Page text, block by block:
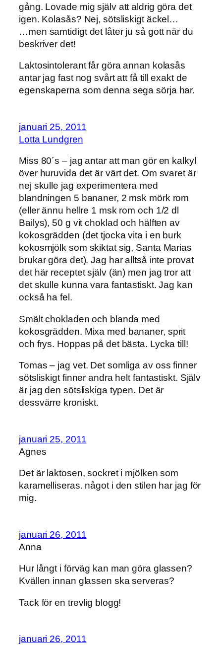
gång. Lovade mig själv att aldrig göra det
igen. Kolasås? Nej, sötsliskigt äckel…
…men samtidigt det låter ju så gott när du
beskriver det!
Laktosintolerant får göra annan kolasås
antar jag fast nog svårt att få till exakt de
egenskaperna som denna sega sörja har.
januari 25, 2011
Lotta Lundgren
Miss 80´s – jag antar att man gör en kalkyl
över huruvida det är värt det. Om svaret är
nej skulle jag experimentera med
blandningen 5 bananer, 2 msk mörk rom
(eller ännu hellre 1 msk rom och 1/2 dl
Bailys), 50 g vit choklad och hälften av
kokosgrädden (det tjocka vita i en burk
kokosmjölk som skiktat sig, Santa Marias
brukar göra det). Jag har alltså inte provat
det här receptet själv (än) men jag tror att
det skulle kunna vara fantastiskt. Jag kan
också ha fel.
Smält chokladen och blanda med
kokosgrädden. Mixa med bananer, sprit
och frys. Hoppas på det bästa. Lycka till!
Tomas – jag vet. Det somliga av oss finner
sötsliskigt finner andra helt fantastiskt. Själv
är jag den sötsliskiga typen. Det är
dessvärre kroniskt.
januari 25, 2011
Agnes
Det är laktosen, sockret i mjölken som
karamelliseras. något i den stilen har jag för
mig.
januari 26, 2011
Anna
Hur långt i förväg kan man göra glassen?
Kvällen innan glassen ska serveras?
Tack för en trevlig blogg!
januari 26, 2011